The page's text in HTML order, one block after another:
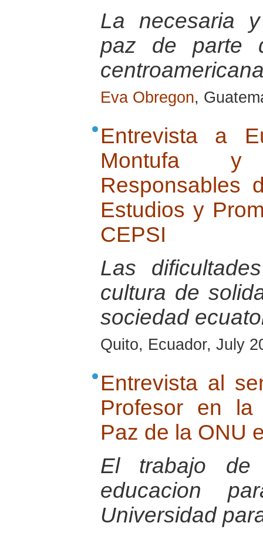
La necesaria
paz de parte
Eva Obregon,
Entrevista a
Montufa y
Responsables
Estudios y
CEPSI
Las
cultura de
sociedad
Quito, Ecuador, July
Entrevista al
Profesor en la
Paz de la ONU
El trabajo de
educacion
Universidad